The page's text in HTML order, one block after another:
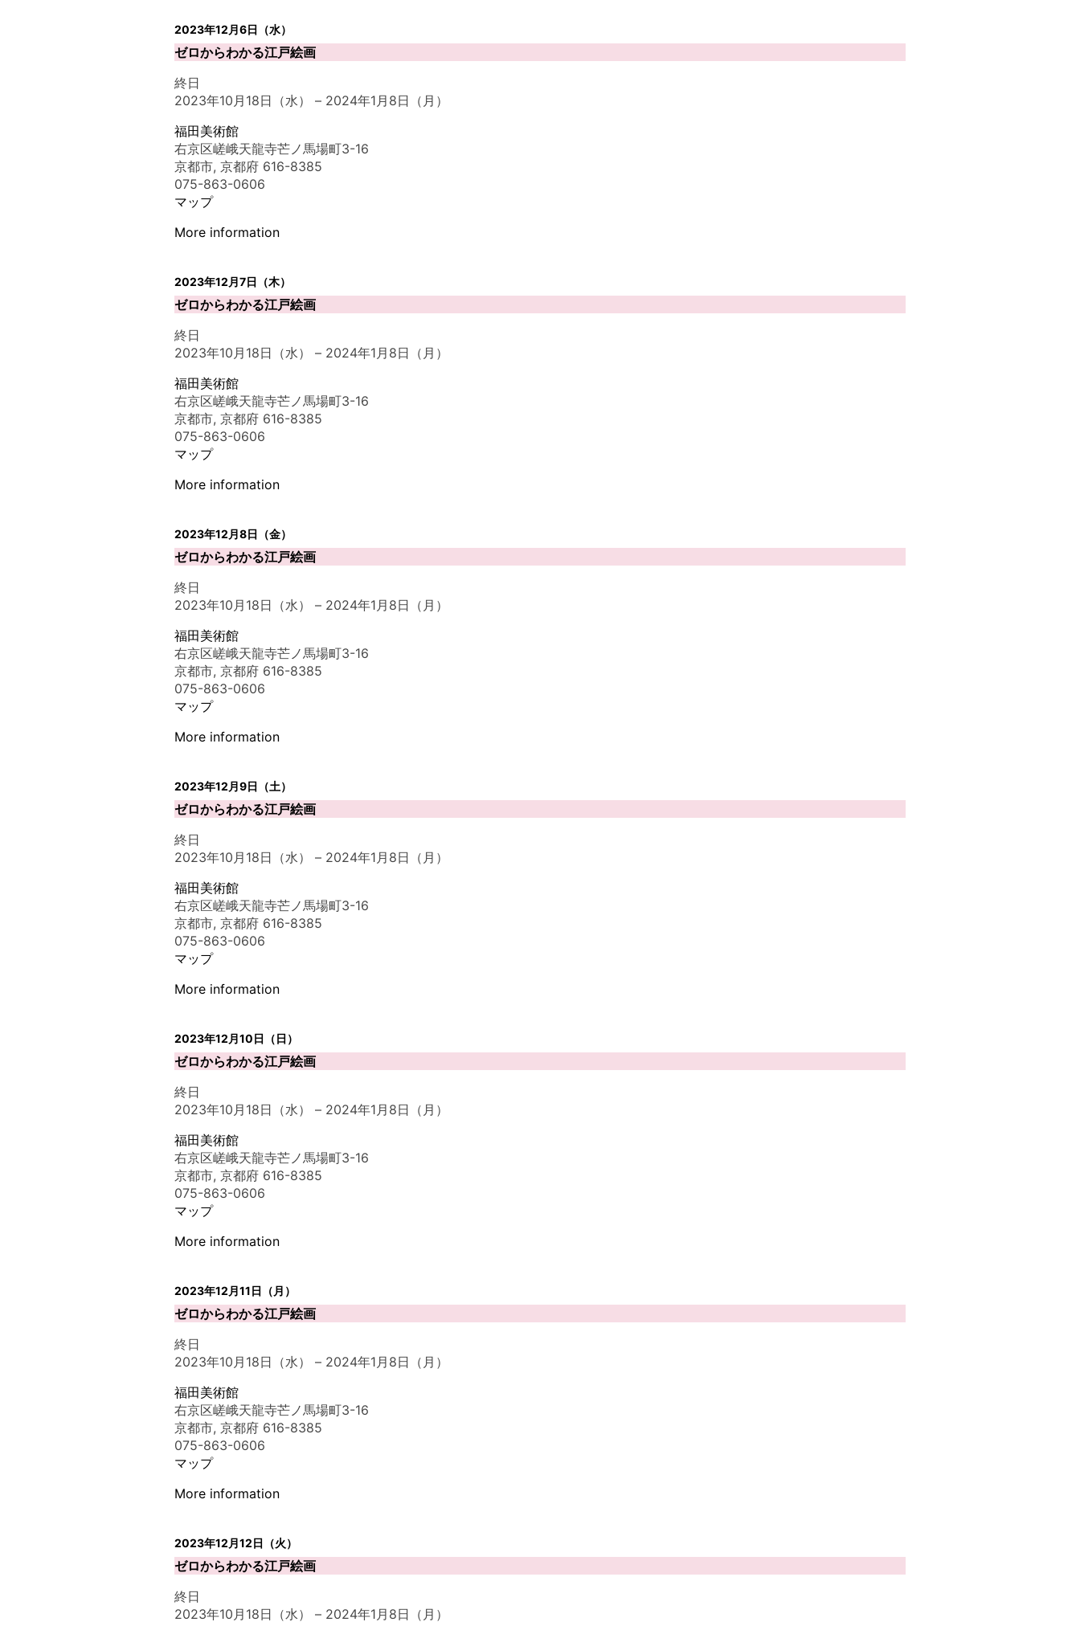
2023年12月6日（水）
ゼロからわかる江戸絵画
終日
2023年10月18日（水）
– 2024年1月8日（月）
福田美術館
右京区嵯峨天龍寺芒ノ馬場町3-16
京都市, 京都府 616-8385
075-863-0606
マップ
More information
2023年12月7日（木）
ゼロからわかる江戸絵画
終日
2023年10月18日（水）
– 2024年1月8日（月）
福田美術館
右京区嵯峨天龍寺芒ノ馬場町3-16
京都市, 京都府 616-8385
075-863-0606
マップ
More information
2023年12月8日（金）
ゼロからわかる江戸絵画
終日
2023年10月18日（水）
– 2024年1月8日（月）
福田美術館
右京区嵯峨天龍寺芒ノ馬場町3-16
京都市, 京都府 616-8385
075-863-0606
マップ
More information
2023年12月9日（土）
ゼロからわかる江戸絵画
終日
2023年10月18日（水）
– 2024年1月8日（月）
福田美術館
右京区嵯峨天龍寺芒ノ馬場町3-16
京都市, 京都府 616-8385
075-863-0606
マップ
More information
2023年12月10日（日）
ゼロからわかる江戸絵画
終日
2023年10月18日（水）
– 2024年1月8日（月）
福田美術館
右京区嵯峨天龍寺芒ノ馬場町3-16
京都市, 京都府 616-8385
075-863-0606
マップ
More information
2023年12月11日（月）
ゼロからわかる江戸絵画
終日
2023年10月18日（水）
– 2024年1月8日（月）
福田美術館
右京区嵯峨天龍寺芒ノ馬場町3-16
京都市, 京都府 616-8385
075-863-0606
マップ
More information
2023年12月12日（火）
ゼロからわかる江戸絵画
終日
2023年10月18日（水）
– 2024年1月8日（月）